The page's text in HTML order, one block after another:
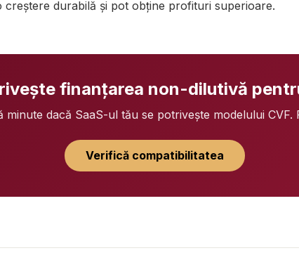
durabilă și pot obține profituri superioare.
finanțarea non-dilutivă
minute dacă SaaS-ul tău se potrivește modelului CVF.
Verifică compatibilitatea